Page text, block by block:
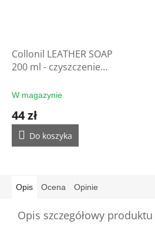
Collonil LEATHER SOAP
200 ml - czyszczenie
W magazynie
44 zł
Do koszyka
Opis Ocena Opinie
Opis szczegółowy produktu